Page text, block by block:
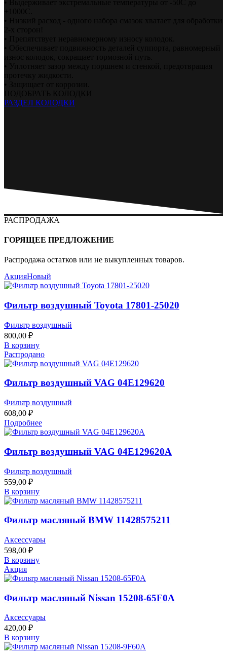
РАЗДЕЛ КОЛОДКИ
РАСПРОДАЖА
ГОРЯЩЕЕ ПРЕДЛОЖЕНИЕ
Распродажа остатков или не выкупленных товаров.
АкцияНовый
Фильтр воздушный Toyota 17801-25020
Фильтр воздушный
800,00 ₽
В корзину
Распродано
Фильтр воздушный VAG 04E129620
Фильтр воздушный
608,00 ₽
Подробнее
Фильтр воздушный VAG 04E129620A
Фильтр воздушный
559,00 ₽
В корзину
Фильтр масляный BMW 11428575211
Аксессуары
598,00 ₽
В корзину
Акция
Фильтр масляный Nissan 15208-65F0A
Аксессуары
420,00 ₽
В корзину